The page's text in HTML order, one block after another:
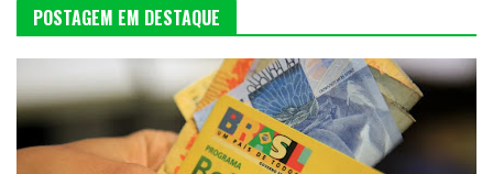
POSTAGEM EM DESTAQUE